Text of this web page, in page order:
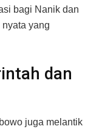
bagi Nanik dan
yang
dan
juga melantik